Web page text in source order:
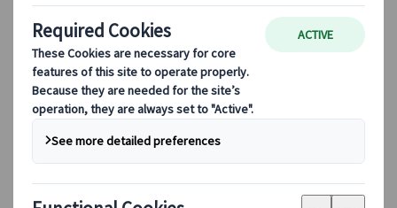
Le Japon au fil des saisons
Les incontournables du Japon
La culture japonaise
La gastronomie japonaise
Explorer le Japon en train
Questions fréquentes
Informations utiles
Règles du savoir-vivre au Japon
Conduire au Japon
Réserver avec nous
Japan Rail Pass
Hébergement
Consultation en ligne